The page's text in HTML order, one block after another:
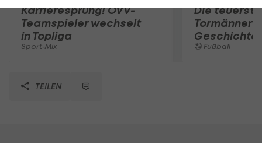
Karrieresprung! ÖVV-
Teamspieler wechselt
in Topliga
Sport-Mix
Die
Tormänner
Geschichte
Fußball
TEILEN